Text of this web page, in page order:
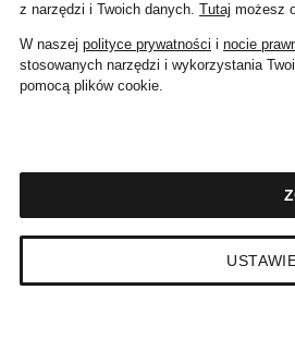
2 809
z narzędzi i Twoich danych. Tutaj możesz
W naszej polityce prywatności i nocie
stosowanych narzędzi i wykorzystania
pomocą plików cookie.